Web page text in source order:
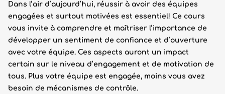
Dans l’air d’aujourd’hui, réussir à avoir des équipes
engagées et surtout motivées est essentiel! Ce cours
vous invite à comprendre et maîtriser l’importance de
développer un sentiment de confiance et d’ouverture
avec votre équipe. Ces aspects auront un impact
certain sur le niveau d’engagement et de motivation de
tous. Plus votre équipe est engagée, moins vous avez
besoin de mécanismes de contrôle.